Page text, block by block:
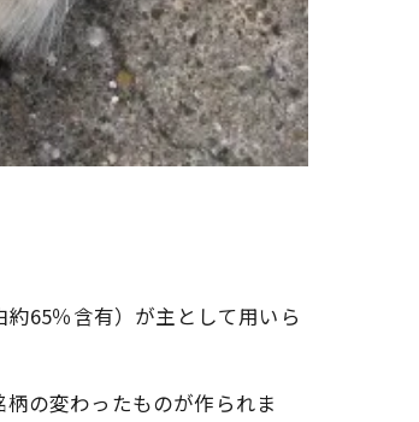
65％含有）が主として用いら
の変わったものが作られま